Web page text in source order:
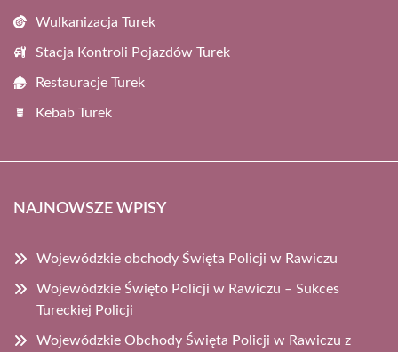
Wulkanizacja Turek
Stacja Kontroli Pojazdów Turek
Restauracje Turek
Kebab Turek
NAJNOWSZE WPISY
Wojewódzkie obchody Święta Policji w Rawiczu
Wojewódzkie Święto Policji w Rawiczu – Sukces
Tureckiej Policji
Wojewódzkie Obchody Święta Policji w Rawiczu z